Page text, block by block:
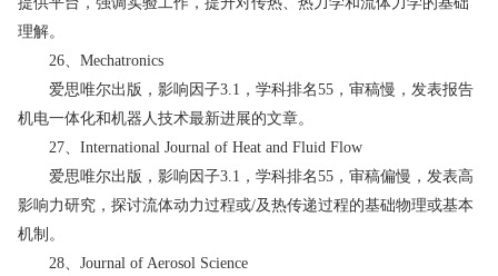
理解。
26、Mechatronics
爱思唯尔出版，影响因子3.1，学科排名55，审稿慢，发表报告
机电一体化和机器人技术最新进展的文章。
27、International Journal of Heat and Fluid Flow
爱思唯尔出版，影响因子3.1，学科排名55，审稿偏慢，发表高
影响力研究，探讨流体动力过程或/及热传递过程的基础物理或基本
机制。
28、Journal of Aerosol Science